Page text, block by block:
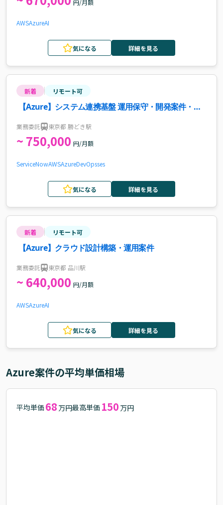
円/月額
AWSAzureAI
気になる 詳細を見る
新着 リモート可
【Azure】システム連携基盤 運用保守・開発案件・求
業務委託 東京都 勝どき駅
~ 750,000 円/月額
ServiceNowAWSAzureDevOpsses
気になる 詳細を見る
新着 リモート可
【Azure】クラウド設計構築・運用案件
業務委託 東京都 品川駅
~ 640,000 円/月額
AWSAzureAI
気になる 詳細を見る
Azure案件の平均単価相場
平均単価 68 万円最高単価 150 万円